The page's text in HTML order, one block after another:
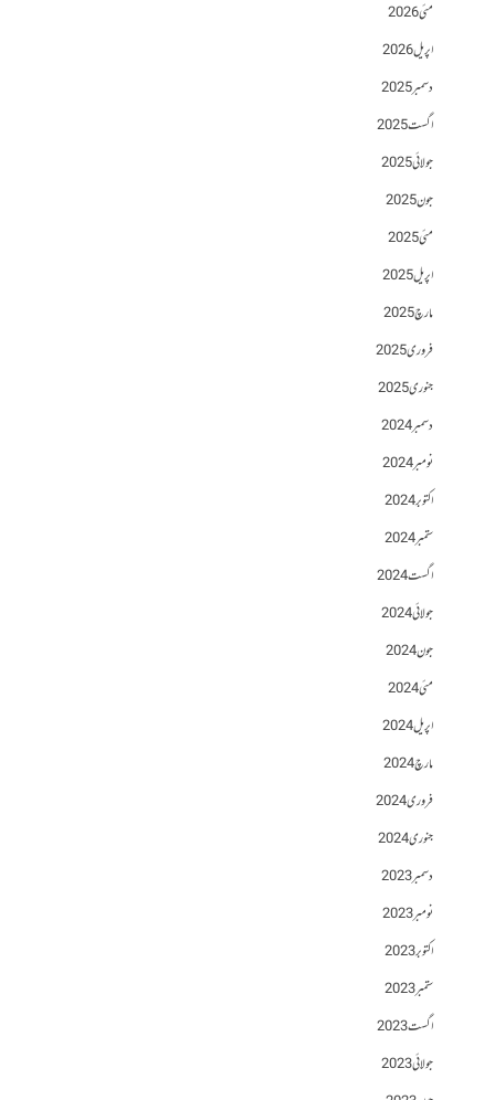
مئی 2026
اپریل 2026
دسمبر 2025
اگست 2025
جولائی 2025
جون 2025
مئی 2025
اپریل 2025
مارچ 2025
فروری 2025
جنوری 2025
دسمبر 2024
نومبر 2024
اکتوبر 2024
ستمبر 2024
اگست 2024
جولائی 2024
جون 2024
مئی 2024
اپریل 2024
مارچ 2024
فروری 2024
جنوری 2024
دسمبر 2023
نومبر 2023
اکتوبر 2023
ستمبر 2023
اگست 2023
جولائی 2023